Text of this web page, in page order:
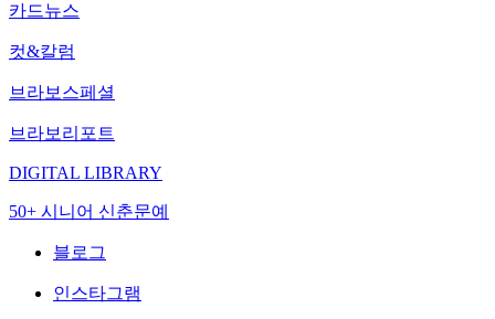
카드뉴스
컷&칼럼
브라보스페셜
브라보리포트
DIGITAL LIBRARY
50+ 시니어 신춘문예
블로그
인스타그램